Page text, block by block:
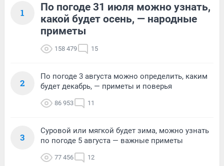
1
По погоде 31 июля можно узнать,
какой будет осень, — народные
приметы
158 479 15
2
По погоде 3 августа можно определить, каким
будет декабрь, — приметы и поверья
86 953 11
3
Суровой или мягкой будет зима, можно узнать
по погоде 5 августа — важные приметы
77 456 12